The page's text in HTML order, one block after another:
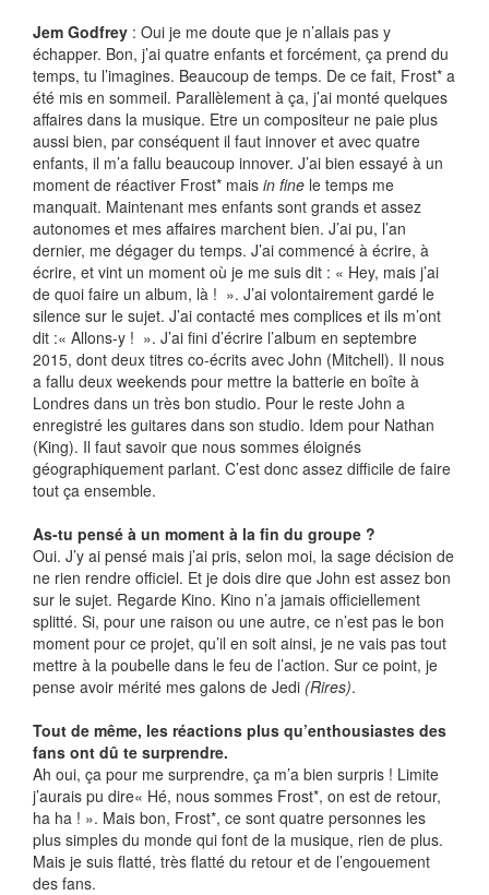
Jem Godfrey : Oui je me doute que je n’allais pas y
échapper. Bon, j’ai quatre enfants et forcément, ça prend du
temps, tu l’imagines. Beaucoup de temps. De ce fait, Frost* a
été mis en sommeil. Parallèlement à ça, j’ai monté quelques
affaires dans la musique. Etre un compositeur ne paie plus
aussi bien, par conséquent il faut innover et avec quatre
enfants, il m’a fallu beaucoup innover. J’ai bien essayé à un
moment de réactiver Frost* mais in fine le temps me
manquait. Maintenant mes enfants sont grands et assez
autonomes et mes affaires marchent bien. J’ai pu, l’an
dernier, me dégager du temps. J’ai commencé à écrire, à
écrire, et vint un moment où je me suis dit : « Hey, mais j’ai
de quoi faire un album, là ! ». J’ai volontairement gardé le
silence sur le sujet. J’ai contacté mes complices et ils m’ont
dit :« Allons-y ! ». J’ai fini d’écrire l’album en septembre
2015, dont deux titres co-écrits avec John (Mitchell). Il nous
a fallu deux weekends pour mettre la batterie en boîte à
Londres dans un très bon studio. Pour le reste John a
enregistré les guitares dans son studio. Idem pour Nathan
(King). Il faut savoir que nous sommes éloignés
géographiquement parlant. C’est donc assez difficile de faire
tout ça ensemble.
As-tu pensé à un moment à la fin du groupe ?
Oui. J’y ai pensé mais j’ai pris, selon moi, la sage décision de
ne rien rendre officiel. Et je dois dire que John est assez bon
sur le sujet. Regarde Kino. Kino n’a jamais officiellement
splitté. Si, pour une raison ou une autre, ce n’est pas le bon
moment pour ce projet, qu’il en soit ainsi, je ne vais pas tout
mettre à la poubelle dans le feu de l’action. Sur ce point, je
pense avoir mérité mes galons de Jedi (Rires).
Tout de même, les réactions plus qu’enthousiastes des
fans ont dû te surprendre.
Ah oui, ça pour me surprendre, ça m’a bien surpris ! Limite
j’aurais pu dire« Hé, nous sommes Frost*, on est de retour,
ha ha ! ». Mais bon, Frost*, ce sont quatre personnes les
plus simples du monde qui font de la musique, rien de plus.
Mais je suis flatté, très flatté du retour et de l’engouement
des fans.